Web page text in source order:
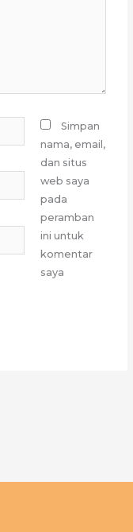
Simpan
nama, email,
dan situs
web saya
pada
peramban
ini untuk
komentar
saya